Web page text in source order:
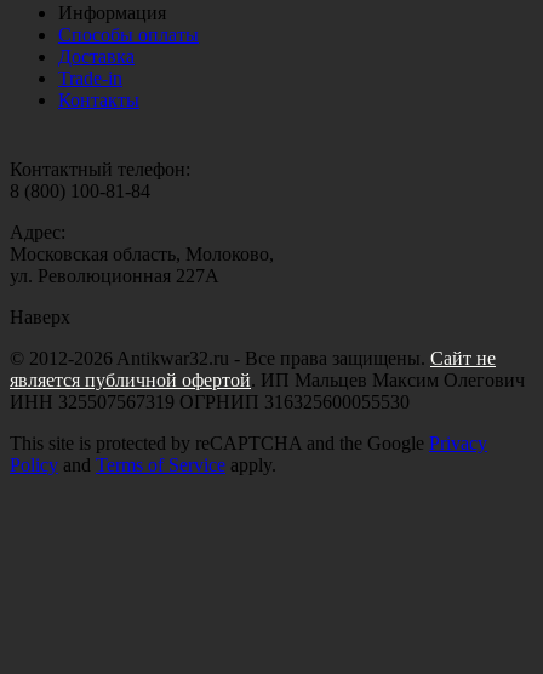
Информация
Способы оплаты
Доставка
Trade-in
Контакты
Контактный телефон:
8 (800) 100-81-84
Адрес:
Московская область, Молоково,
ул. Революционная 227А
Наверх
© 2012-2026 Antikwar32.ru - Все права защищены. Сайт не
является публичной офертой. ИП Мальцев Максим Олегович
ИНН 325507567319 ОГРНИП 316325600055530
This site is protected by reCAPTCHA and the Google Privacy
Policy and Terms of Service apply.